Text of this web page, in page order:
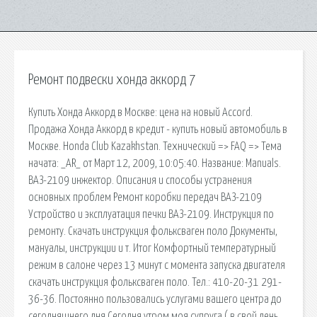
Ремонт подвески хонда аккорд 7
Купить Хонда Аккорд в Москве: цена на новый Accord.
Продажа Хонда Аккорд в кредит - купить новый автомобиль в
Москве. Honda Club Kazakhstan. Технический => FAQ => Тема
начата: _AR_ от Март 12, 2009, 10:05:40. Название: Manuals.
ВАЗ-2109 инжектор. Описания и способы устранения
основных проблем Ремонт коробки передач ВАЗ-2109
Устройство и эксплуатация печки ВАЗ-2109. Инструкция по
ремонту. Скачать инструкция фольксваген поло Документы,
мануалы, инструкции и т. Итог Комфортный температурный
режим в салоне через 13 минут с момента запуска двигателя
скачать инструкция фольксваген поло. Тел.: 410-20-31 291-
36-36. Постоянно пользовались услугами вашего центра до